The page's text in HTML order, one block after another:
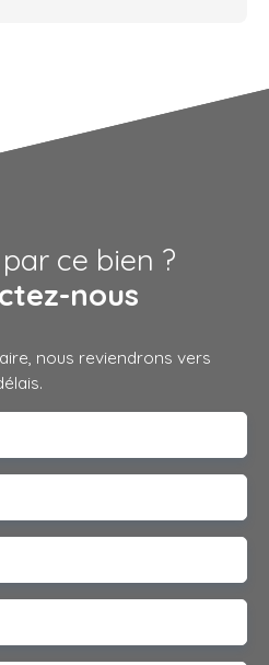
ce bien ?
nous
nous reviendrons vers